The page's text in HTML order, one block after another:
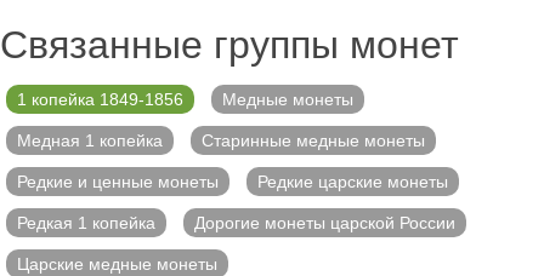
Связанные группы монет
1 копейка 1849-1856 Медные монеты
Медная 1 копейка Старинные медные монеты
Редкие и ценные монеты Редкие царские монеты
Редкая 1 копейка Дорогие монеты царской России
Царские медные монеты